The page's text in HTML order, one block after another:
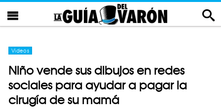
Videos
Niño vende sus dibujos en redes
sociales para ayudar a pagar la
cirugía de su mamá